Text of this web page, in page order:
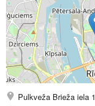
Pulkveža Brieža iela